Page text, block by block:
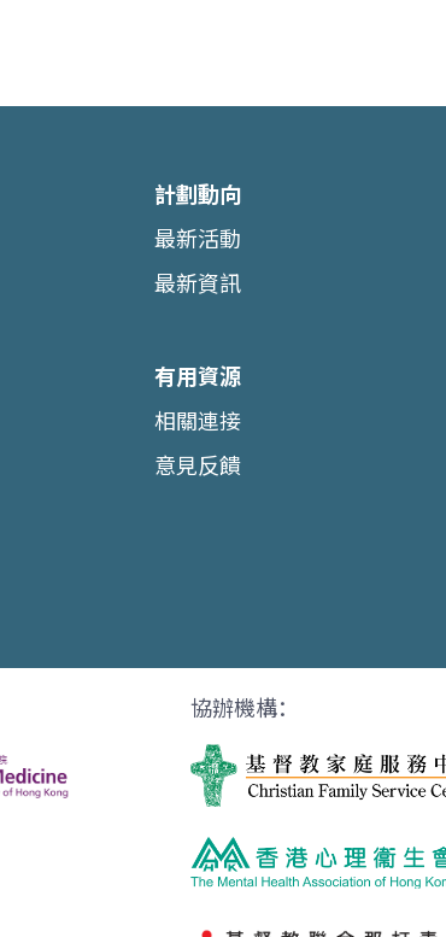
計劃動向
最新活動
最新資訊
有用資源
相關連接
意見反饋
協辦機構：